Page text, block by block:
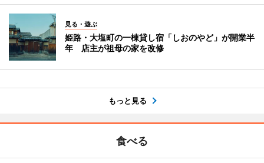
見る・遊ぶ
姫路・大塩町の一棟貸し宿「しおのやど」が開業半
年 店主が祖母の家を改修
もっと見る
食べる